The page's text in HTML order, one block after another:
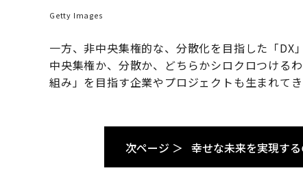
Getty Images
一方、非中央集権的な、分散化を目指した「
中央集権か、分散か、どちらかシロクロつける
組み」を目指す企業やプロジェクトも生まれてき
次ページ ＞ 幸せな未来を実現す